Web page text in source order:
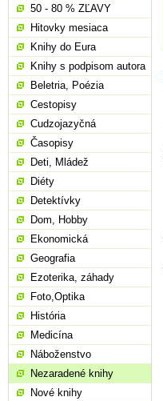
50 - 80 % ZĽAVY
Hitovky mesiaca
Knihy do Eura
Knihy s podpisom autora
Beletria, Poézia
Cestopisy
Cudzojazyčná
Časopisy
Deti, Mládež
Diéty
Detektívky
Dom, Hobby
Ekonomická
Geografia
Ezoterika, záhady
Foto,Optika
História
Medicína
Náboženstvo
Nezaradené knihy
Nové knihy